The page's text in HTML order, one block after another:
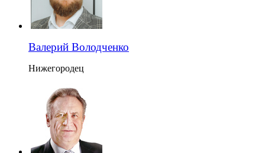
Валерий Володченко
Нижегородец